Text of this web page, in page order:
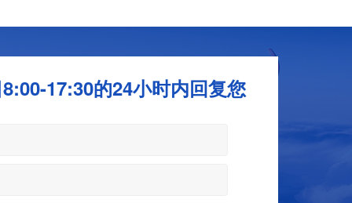
17:30的24小时内回复您